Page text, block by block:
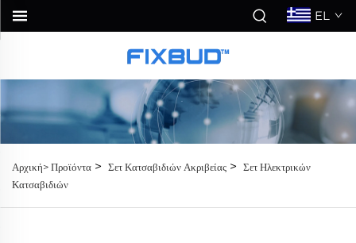
EL
Αρχική>Προϊόντα > Σετ Κατσαβιδιών Ακριβείας > Σετ Ηλεκτρικών
Κατσαβιδιών